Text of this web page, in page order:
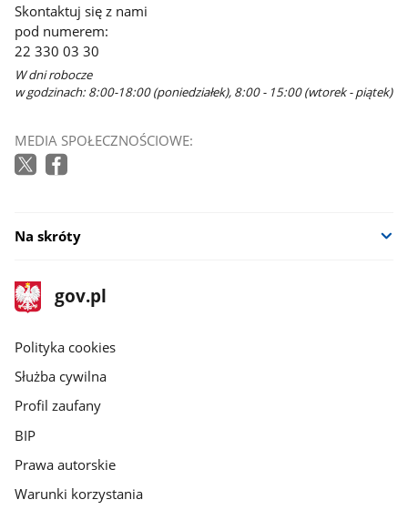
Skontaktuj się z nami
pod numerem:
22 330 03 30
W dni robocze
w godzinach: 8:00-18:00 (poniedziałek), 8:00 - 15:00 (wtorek - piątek)
MEDIA SPOŁECZNOŚCIOWE:
Na skróty
stopka
gov.pl
Strona
gov.pl
gov.pl
Polityka cookies
Służba cywilna
Profil zaufany
BIP
Prawa autorskie
Warunki korzystania